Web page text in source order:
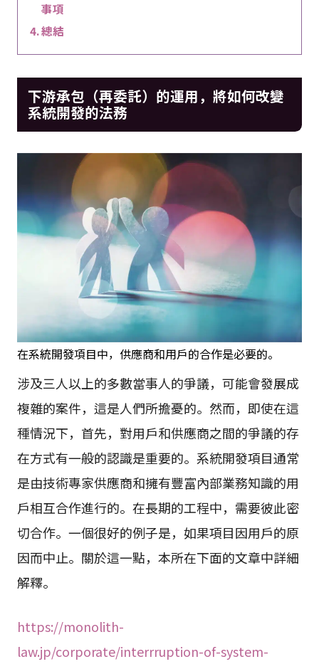
事項
總結
下游承包（再委託）的運用，將如何改變
系統開發的法務
在系統開發項目中，供應商和用戶的合作是必要的。
涉及三人以上的多數當事人的爭議，可能會發展成
複雜的案件，這是人們所擔憂的。然而，即使在這
種情況下，首先，對用戶和供應商之間的爭議的存
在方式有一般的認識是重要的。系統開發項目通常
是由技術專家供應商和擁有豐富內部業務知識的用
戶相互合作進行的。在長期的工程中，需要彼此密
切合作。一個很好的例子是，如果項目因用戶的原
因而中止。關於這一點，本所在下面的文章中詳細
解釋。
https://monolith-
law.jp/corporate/interrruption-of-system-